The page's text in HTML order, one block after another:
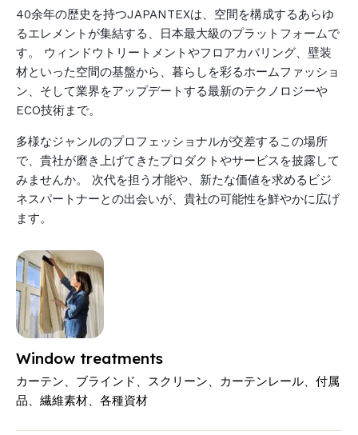
40余年の歴史を持つJAPANTEXは、空間を構成するあらゆ
るエレメントが集結する、日本最大級のプラットフォームで
す。 ウィンドウトリートメントやフロアカバリング、壁装
材といった空間の基盤から、暮らしを彩るホームファッショ
ン、そして業界をアップデートする最新のテクノロジーや
ECO技術まで。
多様なジャンルのプロフェッショナルが交差するこの場所
で、貴社が磨き上げてきたプロダクトやサービスを披露して
みませんか。 次代を担う才能や、新たな価値を求めるビジ
ネスパートナーとの出会いが、貴社の可能性を鮮やかに広げ
ます。
Window treatments
カーテン、ブラインド、スクリーン、カーテンレール、付属
品、繊維素材、各種資材